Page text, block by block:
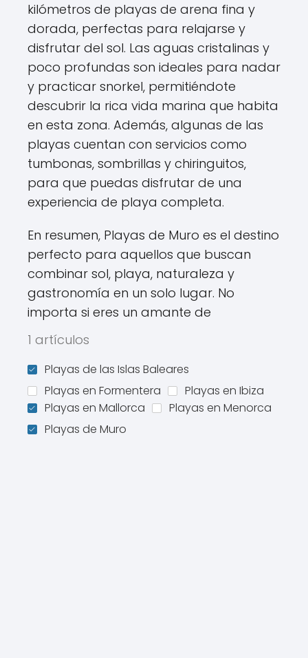
kilómetros de playas de arena fina y
dorada, perfectas para relajarse y
disfrutar del sol. Las aguas cristalinas y
poco profundas son ideales para nadar
y practicar snorkel, permitiéndote
descubrir la rica vida marina que habita
en esta zona. Además, algunas de las
playas cuentan con servicios como
tumbonas, sombrillas y chiringuitos,
para que puedas disfrutar de una
experiencia de playa completa.
En resumen, Playas de Muro es el destino
perfecto para aquellos que buscan
combinar sol, playa, naturaleza y
gastronomía en un solo lugar. No
importa si eres un amante de
1 artículos
Playas de las Islas Baleares
Playas en Formentera
Playas en Ibiza
Playas en Mallorca
Playas en Menorca
Playas de Muro